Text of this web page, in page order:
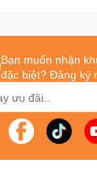
Bạn muốn nhận
đặc biệt? Đăng ký